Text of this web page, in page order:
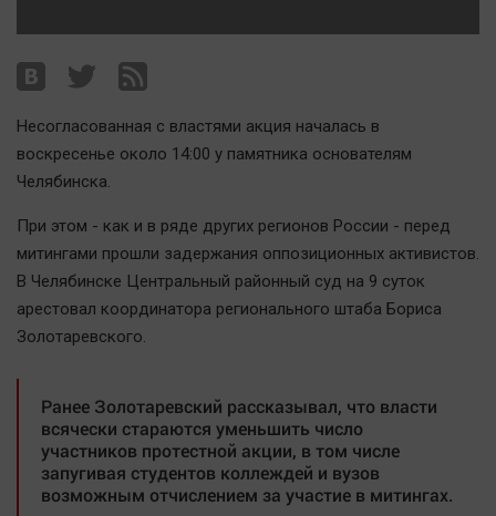
Архив
Наша победа
Общество
Политика
Экономика
Происшествия
Здоровье
Культура
Курилка
Мнения
Технологии
Несогласованная с властями акция началась в
воскресенье около 14:00 у памятника основателям
Челябинска.
При этом - как и в ряде других регионов России - перед
митингами прошли задержания оппозиционных активистов.
В Челябинске Центральный районный суд на 9 суток
арестовал координатора регионального штаба Бориса
Золотаревского.
Ранее Золотаревский рассказывал, что власти
всячески стараются уменьшить число
участников протестной акции, в том числе
запугивая студентов коллеждей и вузов
возможным отчислением за участие в митингах.